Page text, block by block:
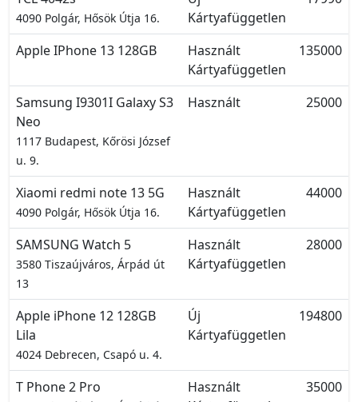
4090 Polgár, Hősök Útja 16.
Kártyafüggetlen
Apple IPhone 13 128GB
Használt
Kártyafüggetlen
135000
Samsung I9301I Galaxy S3
Neo
1117 Budapest, Kőrösi József
u. 9.
Használt 25000
Xiaomi redmi note 13 5G
4090 Polgár, Hősök Útja 16.
Használt
Kártyafüggetlen
44000
SAMSUNG Watch 5
3580 Tiszaújváros, Árpád út
13
Használt
Kártyafüggetlen
28000
Apple iPhone 12 128GB
Lila
4024 Debrecen, Csapó u. 4.
Új
Kártyafüggetlen
194800
T Phone 2 Pro
Használt
35000